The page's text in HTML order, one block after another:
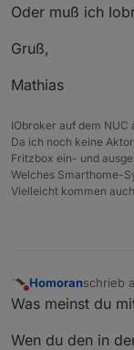
Oder muß ich
Gruß,
Mathias
IObroker auf dem NUC
Da ich noch keine
Fritzbox ein- und
Welches Smarthome-
Vielleicht kommen
Nicht stören
Homoranschrieb
zuletzt
Was meinst du
Wen du den in